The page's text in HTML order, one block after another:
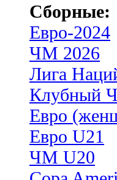
Сборные:
Евро-2024
ЧМ 2026
Лига
Клубный
Евро
Евро U21
ЧМ U20